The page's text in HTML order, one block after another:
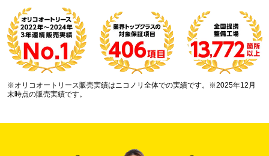
※オリコオートリース販売実績はニコノリ全体での実績です。※2025年12月
末時点の販売実績です。